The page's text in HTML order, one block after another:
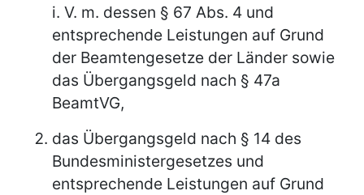
i. V. m. dessen § 67 Abs. 4 und
entsprechende Leistungen auf Grund
der Beamtengesetze der Länder sowie
das Übergangsgeld nach § 47a
BeamtVG,
das Übergangsgeld nach § 14 des
Bundesministergesetzes und
entsprechende Leistungen auf Grund